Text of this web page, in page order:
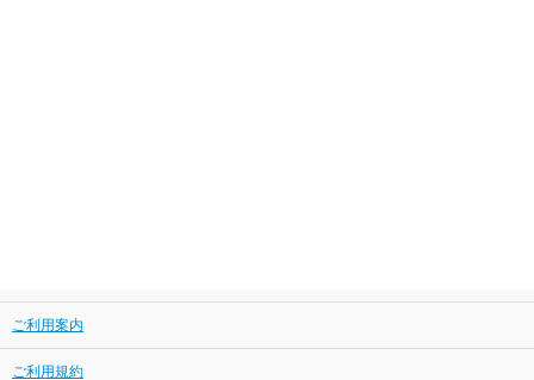
ご利用案内
ご利用規約